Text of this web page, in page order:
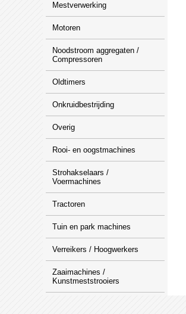
Mestverwerking
Motoren
Noodstroom aggregaten /
Compressoren
Oldtimers
Onkruidbestrijding
Overig
Rooi- en oogstmachines
Strohakselaars /
Voermachines
Tractoren
Tuin en park machines
Verreikers / Hoogwerkers
Zaaimachines /
Kunstmeststrooiers